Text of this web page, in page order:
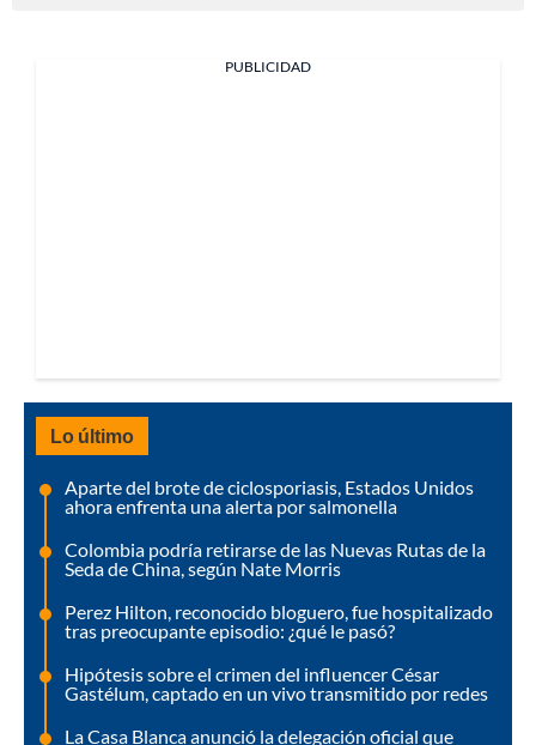
PUBLICIDAD
Lo último
Aparte del brote de ciclosporiasis, Estados Unidos
ahora enfrenta una alerta por salmonella
Colombia podría retirarse de las Nuevas Rutas de la
Seda de China, según Nate Morris
Perez Hilton, reconocido bloguero, fue hospitalizado
tras preocupante episodio: ¿qué le pasó?
Hipótesis sobre el crimen del influencer César
Gastélum, captado en un vivo transmitido por redes
La Casa Blanca anunció la delegación oficial que